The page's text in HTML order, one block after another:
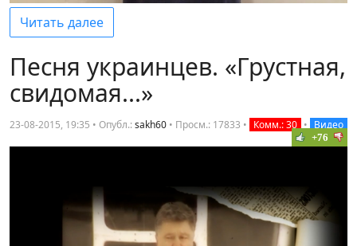
Читать далее
Песня украинцев. «Грустная,
свидомая...»
23-08-2015, 19:35 • Опубл.:sakh60 • Просм.: 17833 • Комм.: 30 • Видео
+76